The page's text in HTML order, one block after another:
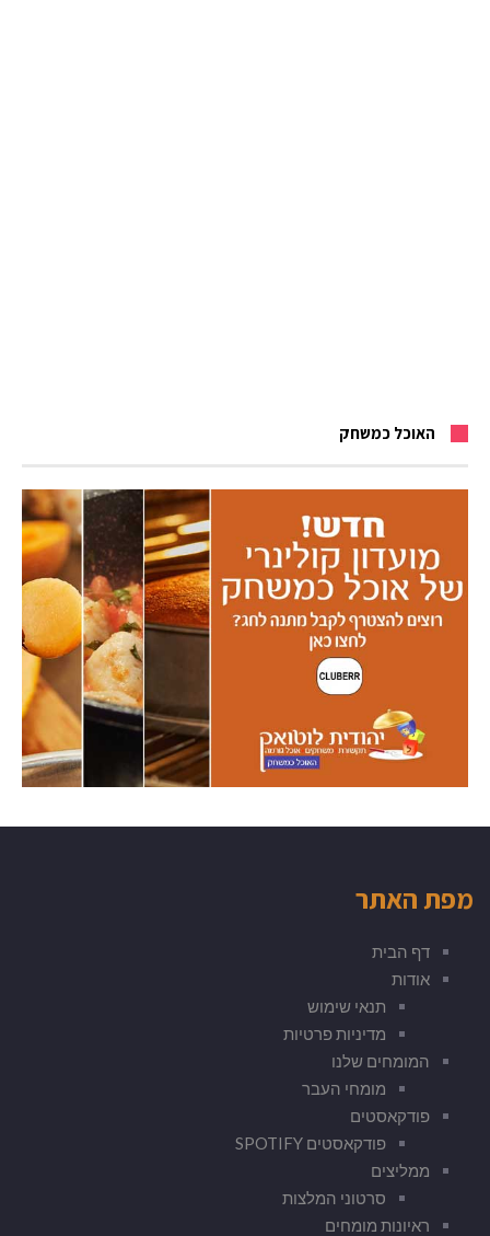
האוכל כמשחק
מפת האתר
דף הבית
אודות
תנאי שימוש
מדיניות פרטיות
המומחים שלנו
מומחי העבר
פודקאסטים
פודקאסטים SPOTIFY
ממליצים
סרטוני המלצות
ראיונות מומחים